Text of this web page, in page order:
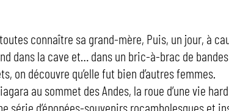
connaître sa grand-mère, Puis, un jour, à
dans la cave et… dans un bric-à-brac de
on découvre qu’elle fut bien d’autres femmes.
au sommet des Andes, la roue d’une vie
série d’épopées-souvenirs rocambolesques et